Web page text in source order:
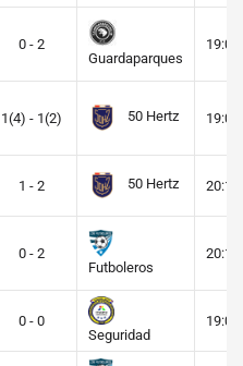
0 - 2
Guardaparques
19:00
1(4) - 1(2)
50 Hertz 19:00
1 - 2
50 Hertz 20:15
0 - 2
Futboleros
20:15
0 - 0
Seguridad
19:00